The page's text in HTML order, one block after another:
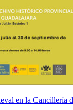
en la Cancillería